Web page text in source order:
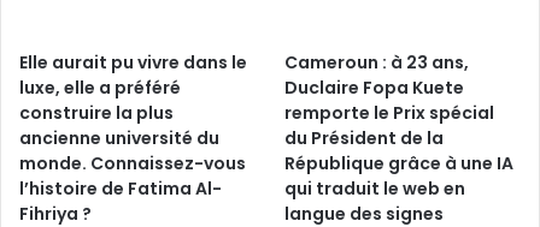
Elle aurait pu vivre dans le
luxe, elle a préféré
construire la plus
ancienne université du
monde. Connaissez-vous
l’histoire de Fatima Al-
Fihriya ?
Cameroun : à 23 ans,
Duclaire Fopa Kuete
remporte le Prix spécial
du Président de la
République grâce à une IA
qui traduit le web en
langue des signes